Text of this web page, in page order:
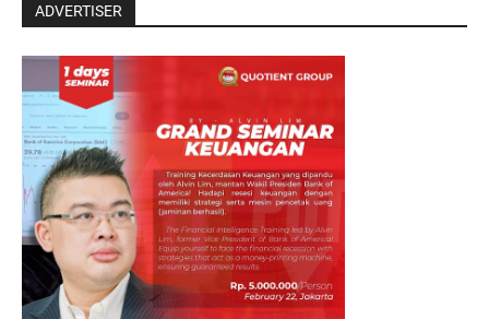
ADVERTISER